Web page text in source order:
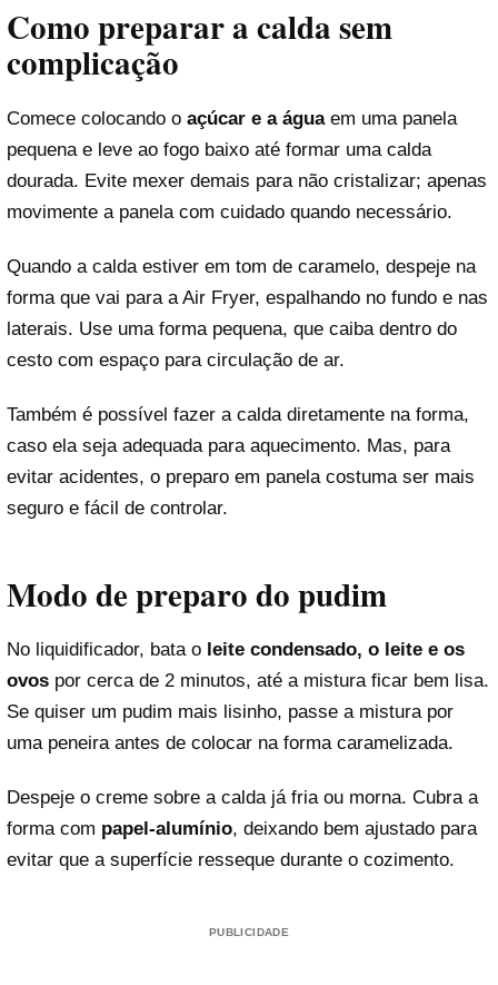
Como preparar a calda sem
complicação
Comece colocando o açúcar e a águaem uma panela
pequena e leve ao fogo baixo até formar uma calda
dourada. Evite mexer demais para não cristalizar; apenas
movimente a panela com cuidado quando necessário.
Quando a calda estiver em tom de caramelo, despeje na
forma que vai para a Air Fryer, espalhando no fundo e nas
laterais. Use uma forma pequena, que caiba dentro do
cesto com espaço para circulação de ar.
Também é possível fazer a calda diretamente na forma,
caso ela seja adequada para aquecimento. Mas, para
evitar acidentes, o preparo em panela costuma ser mais
seguro e fácil de controlar.
Modo de preparo do pudim
No liquidificador, bata o leite condensado, o leite e os
ovos por cerca de 2 minutos, até a mistura ficar bem lisa.
Se quiser um pudim mais lisinho, passe a mistura por
uma peneira antes de colocar na forma caramelizada.
Despeje o creme sobre a calda já fria ou morna. Cubra a
forma com papel-alumínio, deixando bem ajustado para
evitar que a superfície resseque durante o cozimento.
PUBLICIDADE